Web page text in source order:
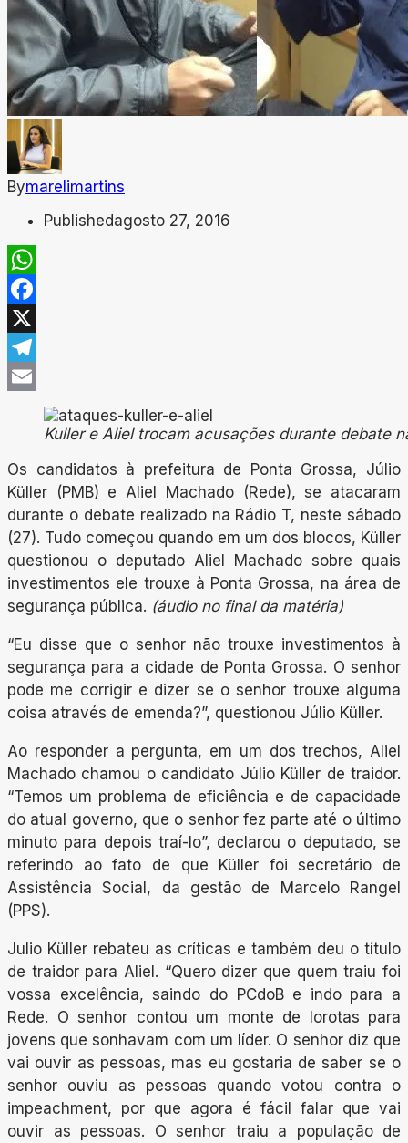
Bymarelimartins
Publishedagosto 27, 2016
WhatsApp
Facebook
X
Telegram
Email
Kuller e Aliel trocam acusações durante debate
Os candidatos à prefeitura de Ponta Grossa, Júlio
Küller (PMB) e Aliel Machado (Rede), se atacaram
durante o debate realizado na Rádio T, neste sábado
(27). Tudo começou quando em um dos blocos, Küller
questionou o deputado Aliel Machado sobre quais
investimentos ele trouxe à Ponta Grossa, na área de
segurança pública. (áudio no final da matéria)
“Eu disse que o senhor não trouxe investimentos à
segurança para a cidade de Ponta Grossa. O senhor
pode me corrigir e dizer se o senhor trouxe alguma
coisa através de emenda?”, questionou Júlio Küller.
Ao responder a pergunta, em um dos trechos, Aliel
Machado chamou o candidato Júlio Küller de traidor.
“Temos um problema de eficiência e de capacidade
do atual governo, que o senhor fez parte até o último
minuto para depois traí-lo”, declarou o deputado, se
referindo ao fato de que Küller foi secretário de
Assistência Social, da gestão de Marcelo Rangel
(PPS).
Julio Küller rebateu as críticas e também deu o título
de traidor para Aliel. “Quero dizer que quem traiu foi
vossa excelência, saindo do PCdoB e indo para a
Rede. O senhor contou um monte de lorotas para
jovens que sonhavam com um líder. O senhor diz que
vai ouvir as pessoas, mas eu gostaria de saber se o
senhor ouviu as pessoas quando votou contra o
impeachment, por que agora é fácil falar que vai
ouvir as pessoas. O senhor traiu a população de